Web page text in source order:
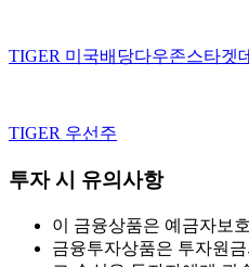
TIGER 미국배당다우존스타겟
TIGER 우선주
투자 시 유의사항
이 금융상품은 예금자보
금융투자상품은 투자원